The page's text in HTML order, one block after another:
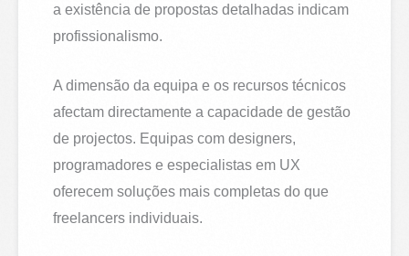
a existência de propostas detalhadas indicam
profissionalismo.
A dimensão da equipa e os recursos técnicos
afectam directamente a capacidade de gestão
de projectos. Equipas com designers,
programadores e especialistas em UX
oferecem soluções mais completas do que
freelancers individuais.